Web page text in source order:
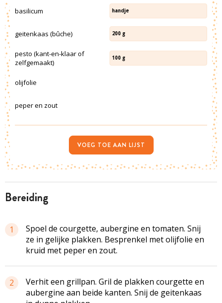
bereiding
1
Spoel de courgette, aubergine en tomaten. Snij
ze in gelijke plakken. Besprenkel met olijfolie en
kruid met peper en zout.
2
Verhit een grillpan. Gril de plakken courgette en
aubergine aan beide kanten. Snij de geitenkaas
basilicum handje
geitenkaas (bûche) 200 g
pesto (kant-en-klaar of
zelfgemaakt)
100 g
olijfolie
peper en zout
VOEG TOE AAN LIJST